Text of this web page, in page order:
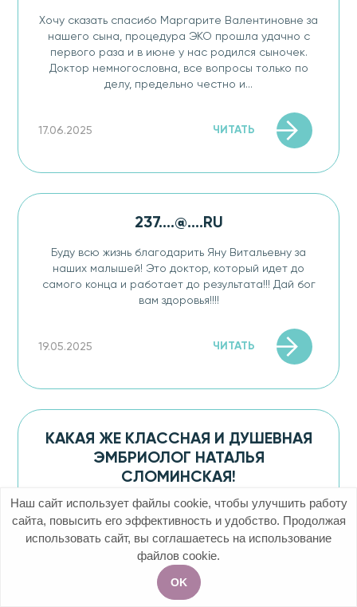
Хочу сказать спасибо Маргарите Валентиновне за
нашего сына, процедура ЭКО прошла удачно с
первого раза и в июне у нас родился сыночек.
Доктор немногословна, все вопросы только по
делу, предельно честно и...
17.06.2025 ЧИТАТЬ
237....@....RU
Буду всю жизнь благодарить Яну Витальевну за
наших малышей! Это доктор, который идет до
самого конца и работает до результата!!! Дай бог
вам здоровья!!!!
19.05.2025 ЧИТАТЬ
КАКАЯ ЖЕ КЛАССНАЯ И ДУШЕВНАЯ
ЭМБРИОЛОГ НАТАЛЬЯ
СЛОМИНСКАЯ!
Я отдельно хочу сказать, какая же классная и
душевная эмбриолог Наталья Сломинская, как она
меня поддерживала эти дни. И ведь помнит, и,
видимо, каждую девочку помнит!! Феноменальная
память! Очень чистый...
Наш сайт использует файлы cookie, чтобы улучшить работу
сайта, повысить его эффективность и удобство. Продолжая
использовать сайт, вы соглашаетесь на использование
файлов cookie.
OK